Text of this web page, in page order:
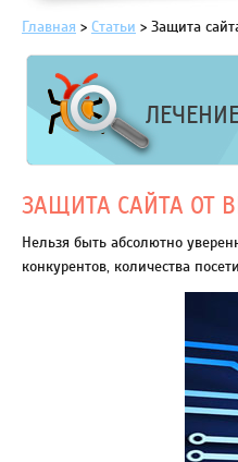
Главная > Статьи > Защита
ЗАЩИТА САЙТА ОТ
Нельзя быть абсолютно
конкурентов, количества